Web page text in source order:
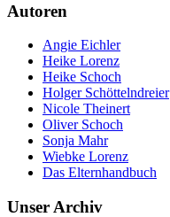
Autoren
Angie Eichler
Heike Lorenz
Heike Schoch
Holger Schöttelndreier
Nicole Theinert
Oliver Schoch
Sonja Mahr
Wiebke Lorenz
Das Elternhandbuch
Unser Archiv